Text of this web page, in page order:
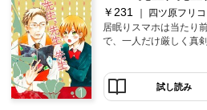
￥231
四ツ原フリコ
居眠りスマホは当たり
で、一人だけ厳しく真
か留年をまぬがれよう
ふたりっきりの補講を
試し読み